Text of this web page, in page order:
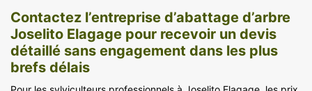
Contactez l’entreprise d’abattage d’arbre
Joselito Elagage pour recevoir un devis
détaillé sans engagement dans les plus
brefs délais